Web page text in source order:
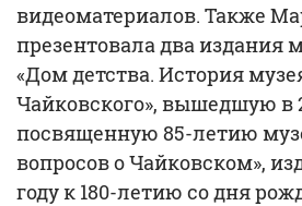
видеоматериалов. Также
презентовала два издания
«Дом детства. История
Чайковского», вышедшую в
посвященную 85-летию
вопросов о Чайковском»,
году к 180-летию со дня